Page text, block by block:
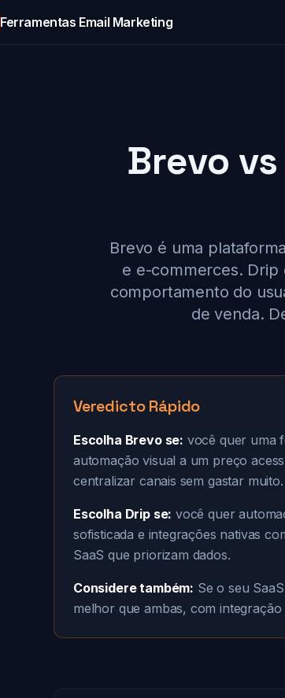
Ferramentas Email Marketing
Brevo
Brevo é uma
e e-commerces. Drip
comportamento do
de venda.
Veredicto Rápido
Escolha Brevo se: você quer uma
automação visual a um preço
centralizar canais sem gastar muito.
Escolha Drip se: você quer
sofisticada e integrações nativas
SaaS que priorizam dados.
Considere também: Se o seu
melhor que ambas, com